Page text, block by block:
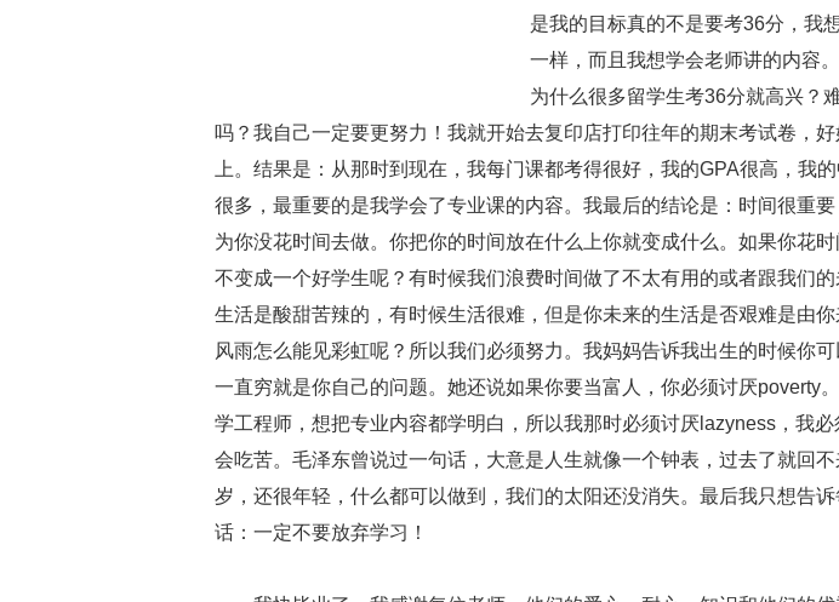
是我的目标真的不是要考36分，我
一样，而且我想学会老师讲的内容。
为什么很多留学生考36分就高兴？
吗？我自己一定要更努力！我就开始去复印店打印往年的期末考试卷，
上。结果是：从那时到现在，我每门课都考得很好，我的GPA很高，我
很多，最重要的是我学会了专业课的内容。我最后的结论是：时间很重
为你没花时间去做。你把你的时间放在什么上你就变成什么。如果你花
不变成一个好学生呢？有时候我们浪费时间做了不太有用的或者跟我们的
生活是酸甜苦辣的，有时候生活很难，但是你未来的生活是否艰难是由
风雨怎么能见彩虹呢？所以我们必须努力。我妈妈告诉我出生的时候你
一直穷就是你自己的问题。她还说如果你要当富人，你必须讨厌poverty
学工程师，想把专业内容都学明白，所以我那时必须讨厌lazyness，我
会吃苦。毛泽东曾说过一句话，大意是人生就像一个钟表，过去了就回
岁，还很年轻，什么都可以做到，我们的太阳还没消失。最后我只想告
话：一定不要放弃学习！